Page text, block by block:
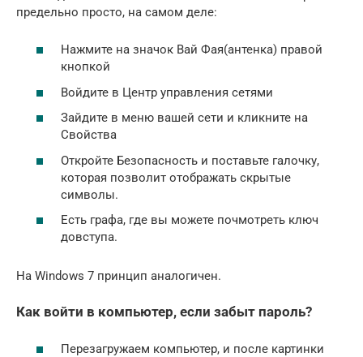
предельно просто, на самом деле:
Нажмите на значок Вай Фая(антенка) правой
кнопкой
Войдите в Центр управления сетями
Зайдите в меню вашей сети и кликните на
Свойства
Откройте Безопасность и поставьте галочку,
которая позволит отображать скрытые
символы.
Есть графа, где вы можете почмотреть ключ
довступа.
На Windows 7 принцип аналогичен.
Как войти в компьютер, если забыт пароль?
Перезагружаем компьютер, и после картинки